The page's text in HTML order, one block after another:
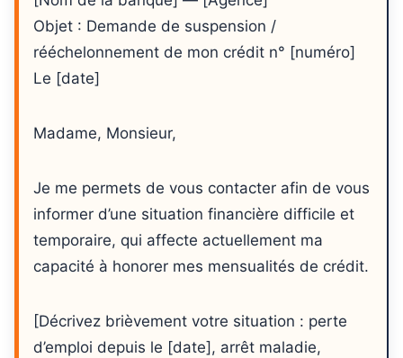
Objet : Demande de suspension /
rééchelonnement de mon crédit n° [numéro]
Le [date]
Madame, Monsieur,
Je me permets de vous contacter afin de vous
informer d’une situation financière difficile et
temporaire, qui affecte actuellement ma
capacité à honorer mes mensualités de crédit.
[Décrivez brièvement votre situation : perte
d’emploi depuis le [date], arrêt maladie,